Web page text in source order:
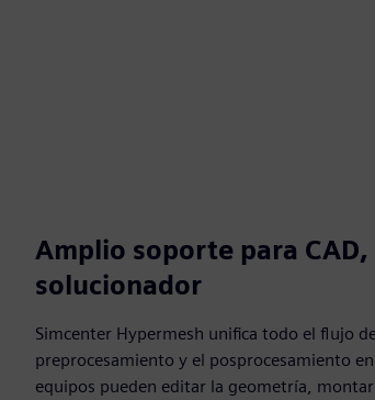
Amplio soporte para CAD,
solucionador
Simcenter Hypermesh unifica todo el flujo
preprocesamiento y el posprocesamiento
equipos pueden editar la geometría,